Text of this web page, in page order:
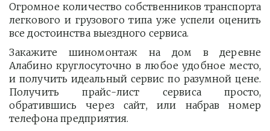
Огромное количество собственников транспорта
легкового и грузового типа уже успели оценить
все достоинства выездного сервиса.
Закажите шиномонтаж на дом в деревне
Алабино круглосуточно в любое удобное место,
и получить идеальный сервис по разумной цене.
Получить прайс-лист сервиса просто,
обратившись через сайт, или набрав номер
телефона предприятия.